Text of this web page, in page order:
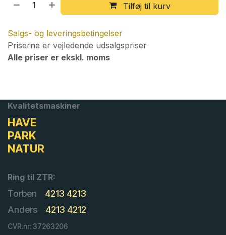
Tilføj til kurv
Salgs- og leveringsbetingelser
Priserne er vejledende udsalgspriser
Alle priser er ekskl. moms
Kvalitetsmaskiner
HAVE
PARK
NATUR
Ring til ZTR:
Torben
4213 4213
Anders
4213 4212
CVR.nr: 37263206